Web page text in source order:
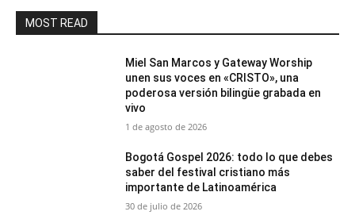
MOST READ
Miel San Marcos y Gateway Worship
unen sus voces en «CRISTO», una
poderosa versión bilingüe grabada en
vivo
1 de agosto de 2026
Bogotá Gospel 2026: todo lo que debes
saber del festival cristiano más
importante de Latinoamérica
30 de julio de 2026